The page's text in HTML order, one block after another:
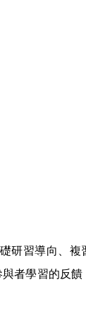
習導向、
者學習的反饋